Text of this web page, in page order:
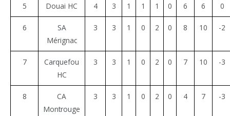
5 Douai HC 4 3 1 1 1 0 6 6 0
6
SA
Mérignac
3 3 1 0 2 0 8 10 -2
7
Carquefou
HC
3 3 1 0 2 0 7 10 -3
8
CA
Montrouge
3 3 1 0 2 0 4 7 -3